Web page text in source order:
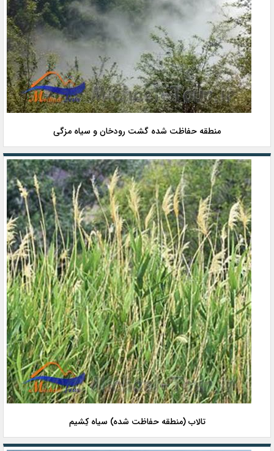
منطقه حفاظت شده گشت رودخان و سیاه‌ مزگی
تالاب (منطقه حفاظت شده) سیاه کِشیم